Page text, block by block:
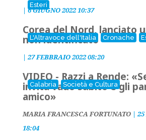
Esteri
| 6 GIUGNO 2022 10:37
L'Altravoce dell'Italia Cronache
Corea del Nord, lanciato
non identificato
| 27 FEBBRAIO 2022 08:20
Calabria Società e Cultura
VIDEO - Razzi a Rende:
invita vado subito e gli
amico»
MARIA FRANCESCA FORTUNATO|
18:04